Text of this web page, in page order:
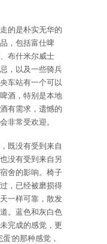
的是朴实无华的
，包括富仕啤
布什米尔威士
，以及一些骑兵
车站有一个可以
酒，特别是本地
有需求，遗憾的
非常受欢迎。
既没有受到来自
没有受到来自另
舍的影响。椅子
，已经被磨损得
一样可靠，散发
。蓝色和灰白色
完成的感觉，更
’的那种感觉，